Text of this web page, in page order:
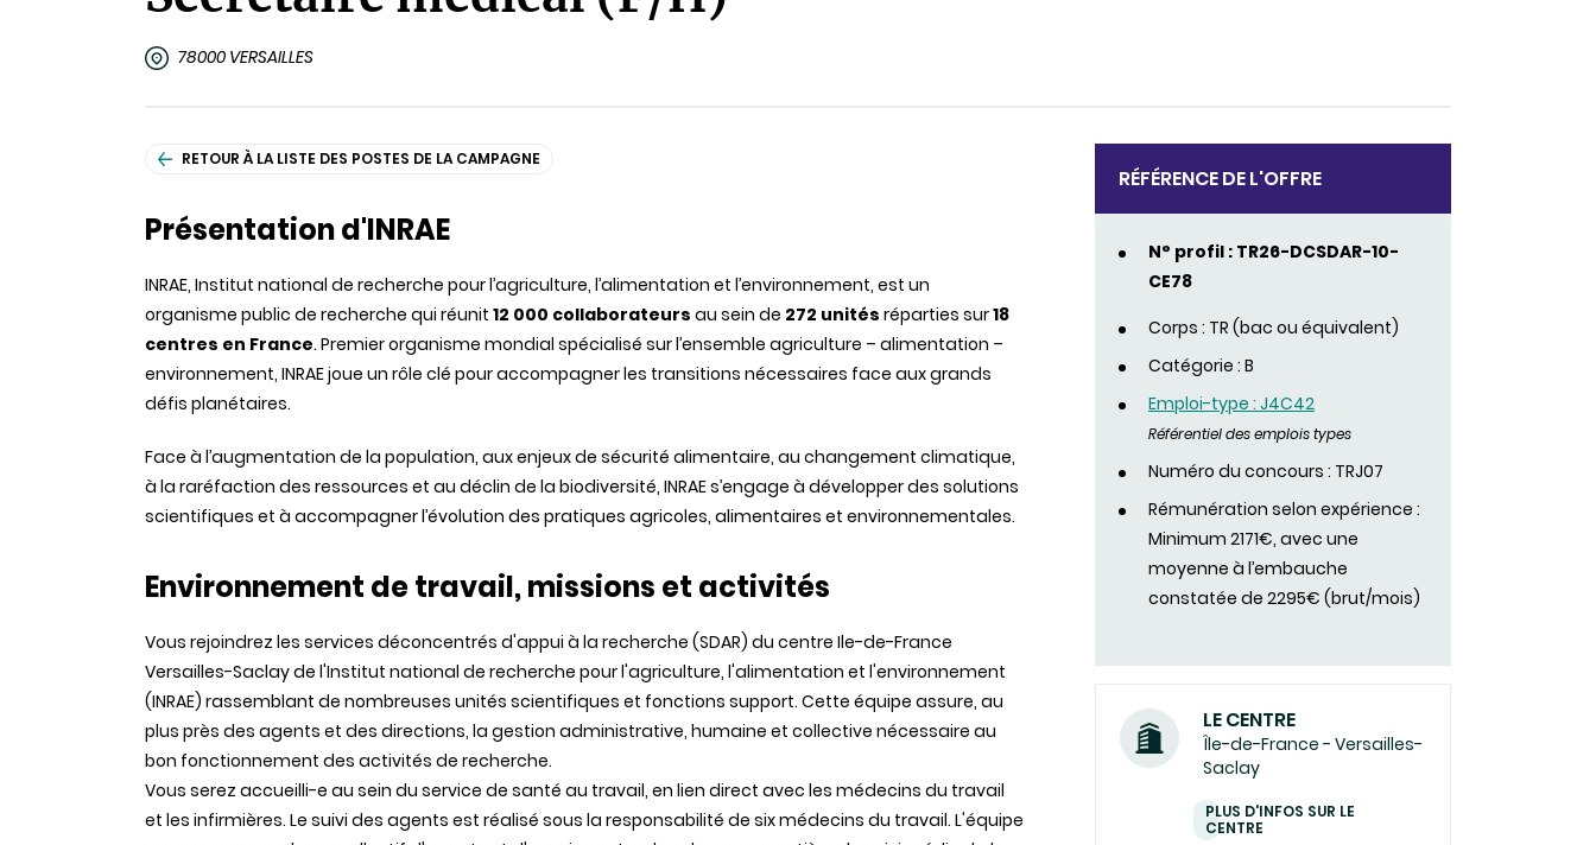
78000 VERSAILLES
RETOUR À LA LISTE DES POSTES DE LA CAMPAGNE
Présentation d'INRAE
INRAE, Institut national de recherche pour l’agriculture, l’alimentation et l’environnement, est un
organisme public de recherche qui réunit 12 000 collaborateurs au sein de 272 unités réparties sur18
centres en France. Premier organisme mondial spécialisé sur l’ensemble agriculture – alimentation –
environnement, INRAE joue un rôle clé pour accompagner les transitions nécessaires face aux grands
défis planétaires.
Face à l’augmentation de la population, aux enjeux de sécurité alimentaire, au changement climatique,
à la raréfaction des ressources et au déclin de la biodiversité, INRAE s’engage à développer des solutions
scientifiques et à accompagner l’évolution des pratiques agricoles, alimentaires et environnementales.
Environnement de travail, missions et activités
Vous rejoindrez les services déconcentrés d'appui à la recherche (SDAR) du centre Ile-de-France
Versailles-Saclay de l'Institut national de recherche pour l'agriculture, l'alimentation et l'environnement
(INRAE) rassemblant de nombreuses unités scientifiques et fonctions support. Cette équipe assure, au
plus près des agents et des directions, la gestion administrative, humaine et collective nécessaire au
bon fonctionnement des activités de recherche.
Vous serez accueilli-e au sein du service de santé au travail, en lien direct avec les médecins du travail
et les infirmières. Le suivi des agents est réalisé sous la responsabilité de six médecins du travail. L'équipe
RÉFÉRENCE DE L'OFFRE
N° profil : TR26-DCSDAR-10-
CE78
Corps : TR (bac ou équivalent)
Catégorie : B
Emploi-type : J4C42
Référentiel des emplois types
Numéro du concours : TRJ07
Rémunération selon expérience :
Minimum 2171€, avec une
moyenne à l’embauche
constatée de 2295€ (brut/mois)
LE CENTRE
Île-de-France - Versailles-
Saclay
PLUS D'INFOS SUR LE
CENTRE